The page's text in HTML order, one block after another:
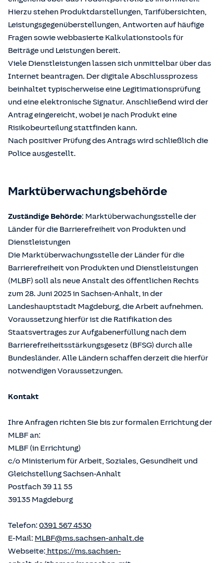
Hierzu stehen Produktdarstellungen, Tarifübersichten,
Leistungsgegenüberstellungen, Antworten auf häufige
Fragen sowie webbasierte Kalkulationstools für
Beiträge und Leistungen bereit.
Viele Dienstleistungen lassen sich unmittelbar über das
Internet beantragen. Der digitale Abschlussprozess
beinhaltet typischerweise eine Legitimationsprüfung
und eine elektronische Signatur. Anschließend wird der
Antrag eingereicht, wobei je nach Produkt eine
Risikobeurteilung stattfinden kann.
Nach positiver Prüfung des Antrags wird schließlich die
Police ausgestellt.
Marktüberwachungsbehörde
Zuständige Behörde: Marktüberwachungsstelle der
Länder für die Barrierefreiheit von Produkten und
Dienstleistungen
Die Marktüberwachungsstelle der Länder für die
Barrierefreiheit von Produkten und Dienstleistungen
(MLBF) soll als neue Anstalt des öffentlichen Rechts
zum 28. Juni 2025 in Sachsen-Anhalt, in der
Landeshauptstadt Magdeburg, die Arbeit aufnehmen.
Voraussetzung hierfür ist die Ratifikation des
Staatsvertrages zur Aufgabenerfüllung nach dem
Barrierefreiheitsstärkungsgesetz (BFSG) durch alle
Bundesländer. Alle Ländern schaffen derzeit die hierfür
notwendigen Voraussetzungen.
Kontakt
Ihre Anfragen richten Sie bis zur formalen Errichtung der
MLBF an:
MLBF (in Errichtung)
c/o Ministerium für Arbeit, Soziales, Gesundheit und
Gleichstellung Sachsen-Anhalt
Postfach 39 11 55
39135 Magdeburg
Telefon: 0391 567 4530
E-Mail: MLBF@ms.sachsen-anhalt.de
Webseite: https://ms.sachsen-